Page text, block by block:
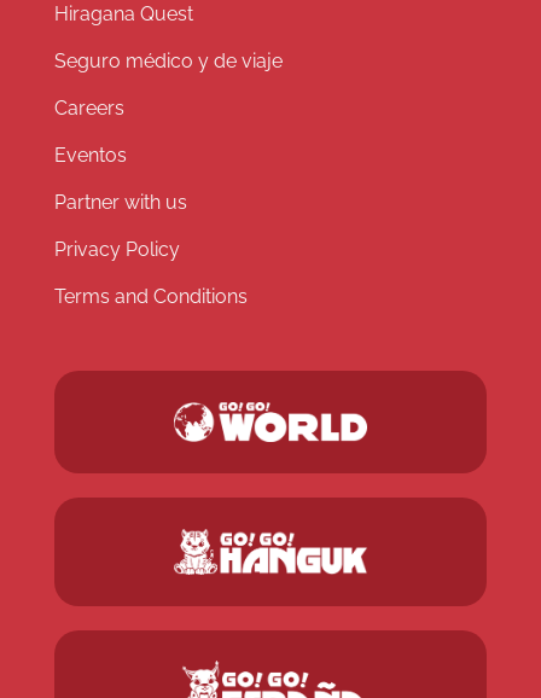
Hiragana Quest
Seguro médico y de viaje
Careers
Eventos
Partner with us
Privacy Policy
Terms and Conditions